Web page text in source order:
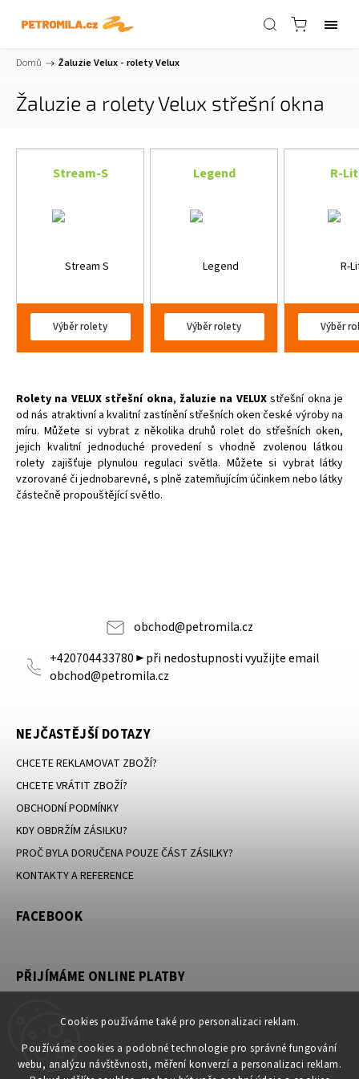
Cookies používáme také pro personalizaci reklam.
Používáme cookies a podobné technologie pro správné fungování
webu, analýzu návštěvnosti, měření konverzí a personalizaci reklam.
Domů / Žaluzie Velux - rolety Velux
Žaluzie a rolety Velux střešní okna
Stream-S
Výběr rolety
Legend
Výběr rolety
R-
Výběr
Rolety na VELUX střešní okna, žaluzie na VELUXstřešní okna je
od nás atraktivní a kvalitní zastínění střešních oken české výroby na
míru. Můžete si vybrat z několika druhů rolet do střešních oken,
jejich kvalitní jednoduché provedení s vhodně zvolenou látkou
rolety zajišťuje plynulou regulaci světla. Můžete si vybrat látky
vzorované či jednobarevné, s plně zatemňujícím účinkem nebo látky
částečně propouštějící světlo.
obchod@petromila.cz
+420704433780 ► při nedostupnosti využijte email
obchod@petromila.cz
NEJČASTĚJŠÍ DOTAZY
CHCETE REKLAMOVAT ZBOŽÍ?
CHCETE VRÁTIT ZBOŽÍ?
OBCHODNÍ PODMÍNKY
KDY OBDRŽÍM ZÁSILKU?
PROČ BYLA DORUČENA POUZE ČÁST ZÁSILKY?
KONTAKTY A REFERENCE
FACEBOOK
PŘIJÍMÁME ONLINE PLATBY
KONTAKT